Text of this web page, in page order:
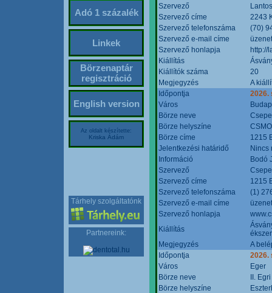
Adó 1 százalék
Linkek
Börzenaptár
regisztráció
English version
Az oldalt készítette:
Kriska Ádám
Tárhely szolgáltatónk
Partnereink:
Szervező
Szervező címe
2243
Szervező telefonszáma
(70)
Szervező e-mail címe
Szervező honlapja
http://
Kiállítás
Kiállítók száma
20
Megjegyzés
A
Időpontja
2026.
Város
Börze neve
Börze helyszíne
Börze címe
1215
Jelentkezési határidő
Nincs
Információ
Bodó
Szervező
Szervező címe
1215
Szervező telefonszáma
(1)
Szervező e-mail címe
Szervező honlapja
Kiállítás
Megjegyzés
A
Időpontja
2026.
Város
Eger
Börze neve
II.
Börze helyszíne